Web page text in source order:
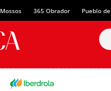
365 Obrador Pueblo